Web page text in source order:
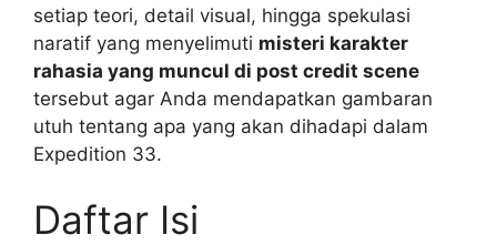
setiap teori, detail visual, hingga spekulasi
naratif yang menyelimuti misteri karakter
rahasia yang muncul di post credit scene
tersebut agar Anda mendapatkan gambaran
utuh tentang apa yang akan dihadapi dalam
Expedition 33.
Daftar Isi